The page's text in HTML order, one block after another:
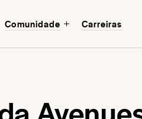
Comunidade Carreiras